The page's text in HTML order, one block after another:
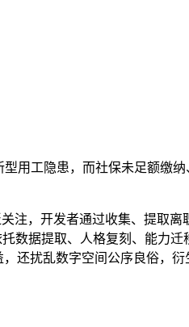
工隐患，而社保未足额缴纳
，开发者通过收集、提取离
数据提取、人格复刻、能力
还扰乱数字空间公序良俗，衍